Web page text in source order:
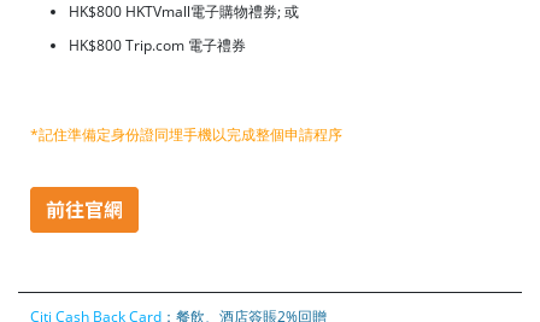
HK$800 HKTVmall電子購物禮券; 或
HK$800 Trip.com 電子禮券
*記住準備定身份證同埋手機以完成整個申請程序
Citi Cash Back Card ：餐飲、酒店簽賬2%回贈